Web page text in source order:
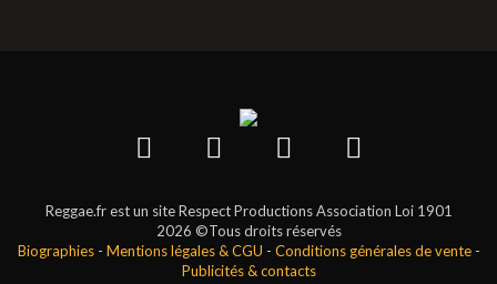
Reggae.fr est un site Respect Productions Association Loi 1901
2026 ©Tous droits réservés
Biographies- Mentions légales & CGU - Conditions générales de vente-
Publicités & contacts